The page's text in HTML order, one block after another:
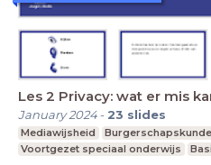
Les 2 Privacy: wat er mis
January 2024- 23 slides
Mediawijsheid Burgerschapskunde
Voortgezet speciaal onderwijs